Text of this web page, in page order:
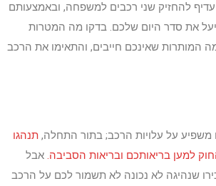
להחזיק שני רכבים למשפחה, ובאמצעותם
את סדר היום שלכם. בדקו מה המטרות
המותרות שאינכם חייבים, והתאימו את הרכב
משפיע על עלויות הרכב; בתור התחלה, תנהגו
למען בריאותכם ובריאות הסביבה. אבל
שנהיגה לא נכונה לא תשמור לכם על הרכב